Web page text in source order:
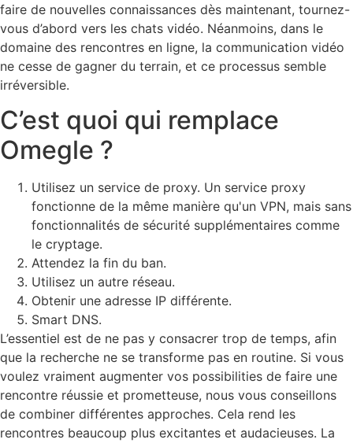
faire de nouvelles connaissances dès maintenant, tournez-
vous d’abord vers les chats vidéo. Néanmoins, dans le
domaine des rencontres en ligne, la communication vidéo
ne cesse de gagner du terrain, et ce processus semble
irréversible.
C’est quoi qui remplace
Omegle ?
Utilisez un service de proxy. Un service proxy
fonctionne de la même manière qu'un VPN, mais sans
fonctionnalités de sécurité supplémentaires comme
le cryptage.
Attendez la fin du ban.
Utilisez un autre réseau.
Obtenir une adresse IP différente.
Smart DNS.
L’essentiel est de ne pas y consacrer trop de temps, afin
que la recherche ne se transforme pas en routine. Si vous
voulez vraiment augmenter vos possibilities de faire une
rencontre réussie et prometteuse, nous vous conseillons
de combiner différentes approches. Cela rend les
rencontres beaucoup plus excitantes et audacieuses. La